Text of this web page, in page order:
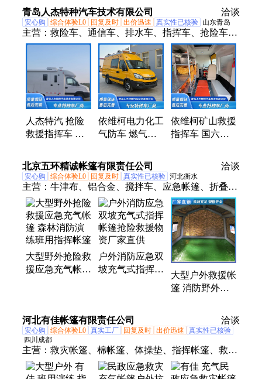
挥隔离防雨防晒
棉帐篷
防雨棚 搭建方
便
指挥防雨篷 按
需定制
青岛人杰特种汽车技术有限公司 洽谈
安心购 综合体验L0 回复及时 出价迅速 真实性已核验 山东青岛
主营： 救险车、通信车、排水车、指挥车、抢险车、
应急车、电源车
人杰特汽 抢险
救援指挥车 大
车 生产厂家直
发
依维柯电力化工
气防车 燃气应
车 抗涝抗旱指
挥车
依维柯矿山救援
指挥车 国六抢
气防车 人防指
挥
北京五环精诚帐篷有限责任公司 洽谈
安心购 综合体验L0 回复及时 真实性已核验 河北衡水
主营： 牛津布、铝合金、搅拌车、应急帐篷、折叠
床、膨胀袋、棉帐篷、旅游帐篷、搭建帐篷、防汛沙
袋、施工帐篷、多人帐篷、医疗帐篷、救灾帐篷、婚
庆帐篷、消防帐篷、橘色帐篷、帆布面料、洗消帐
篷、餐厅帐篷、加厚帐篷、充气桌凳、喷塑钢管、野
营帐篷、移动帐篷
大型野外抢险救
援应急充气帐篷
户外消防应急双
坡充气式指挥帐
大型户外救援帐
篷 消防野外指
河北有佳帐篷有限责任公司 洽谈
安心购 综合体验L0 真实工厂 回复及时 出价迅速
真实性已核验
四川成都
主营： 救灾帐篷、棉帐篷、体操垫、指挥帐篷、救援
帐篷、应急物资、户外帐篷、旅游帐篷、餐厅帐篷、